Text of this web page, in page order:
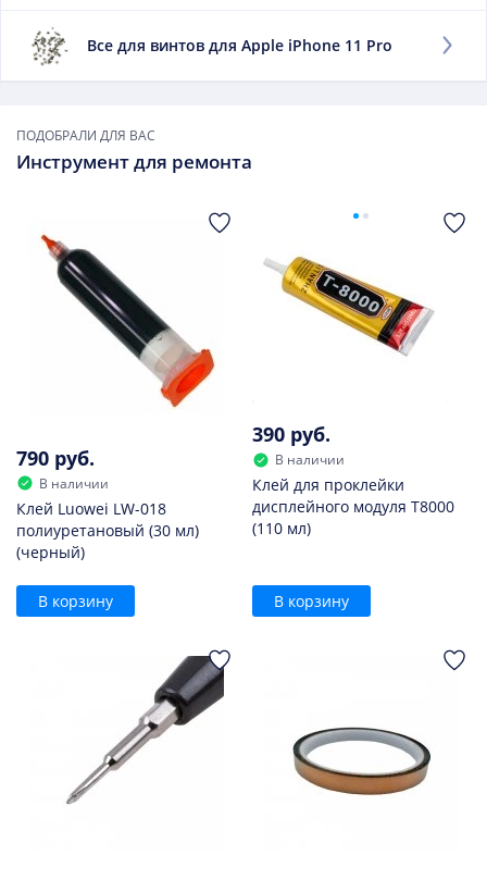
нажмите «Оформить заказ». Заказ оформлен!
Все для винтов для Apple iPhone 11 Pro
ПОДОБРАЛИ ДЛЯ ВАС
Инструмент для ремонта
790 руб.
В наличии
Клей Luowei LW-018
полиуретановый (30 мл)
(черный)
В корзину
390 руб.
В наличии
Клей для проклейки
дисплейного модуля T8000
(110 мл)
В корзину